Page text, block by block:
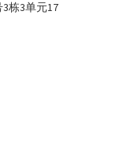
栋3单元17